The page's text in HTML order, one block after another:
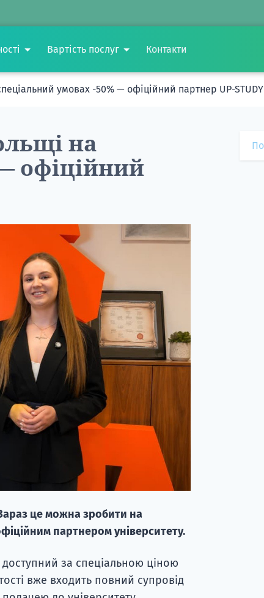
Вартість послуг Контакти
умовах -50% — офіційний партнер UP-STUDY
на
офіційний
це можна зробити на
партнером університету.
за спеціальною ціною
вже входить повний супровід